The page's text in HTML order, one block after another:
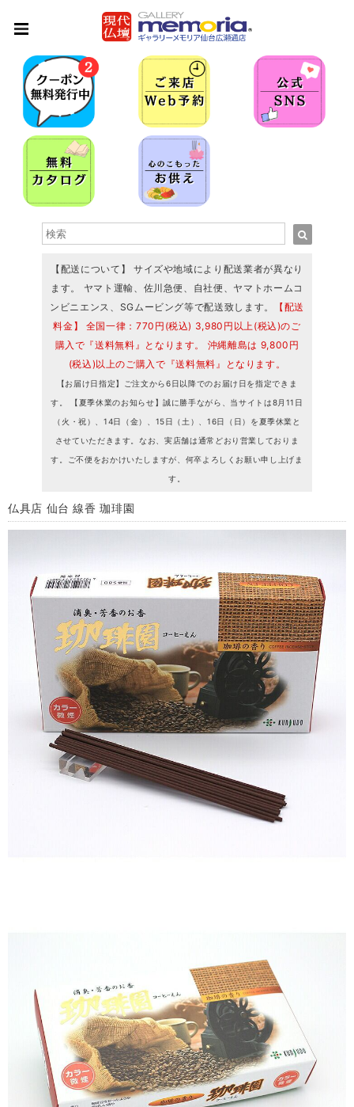
【配送について】 サイズや地域により配送業者が異なり
ます。 ヤマト運輸、佐川急便、自社便、ヤマトホームコ
ンビニエンス、SGムービング等で配送致します。
【配送
料金】 全国一律：770円(税込) 3,980円以上(税込)のご
購入で『送料無料』となります。 沖縄離島は 9,800円
(税込)以上のご購入で『送料無料』となります。
【お届け日指定】ご注文から6日以降でのお届け日を指定できま
す。 【夏季休業のお知らせ】誠に勝手ながら、当サイトは8月11日
（火・祝）、14日（金）、15日（土）、16日（日）を夏季休業と
させていただきます。なお、実店舗は通常どおり営業しておりま
す。ご不便をおかけいたしますが、何卒よろしくお願い申し上げま
す。
仏具店 仙台 線香 珈琲園